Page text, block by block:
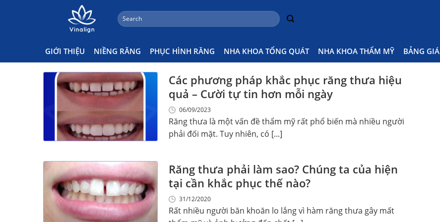
Search
for:
GIỚI THIỆU NIỀNG RĂNG PHỤC HÌNH RĂNG NHA KHOA TỔNG QUÁT NHA KHOA THẨM MỸ BẢNG GIÁ
Niềng Răng Khắc Phục Răng Thưa
Các phương pháp khắc phục răng thưa hiệu
quả – Cười tự tin hơn mỗi ngày
06/09/2023
Răng thưa là một vấn đề thẩm mỹ rất phổ biến mà nhiều người
phải đối mặt. Tuy nhiên, có [...]
Răng thưa phải làm sao? Chúng ta của hiện
tại cần khắc phục thế nào?
31/12/2020
Rất nhiều người băn khoăn lo lắng vì hàm răng thưa gây mất